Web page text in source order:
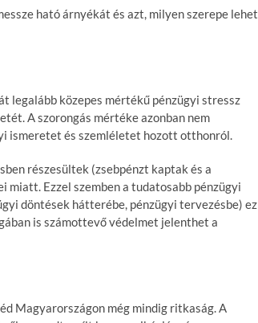
ható árnyékát és azt, milyen szerepe lehet
legalább közepes mértékű pénzügyi stressz
A szorongás mértéke azonban nem
ismeretet és szemléletet hozott otthonról.
részesültek (zsebpénzt kaptak és a
miatt. Ezzel szemben a tudatosabb pénzügyi
döntések hátterébe, pénzügyi tervezésbe) ez
is számottevő védelmet jelenthet a
Magyarországon még mindig ritkaság. A